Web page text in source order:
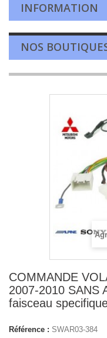
INFORMATION
NOS
COMMANDE
2007-2010 SANS
faisceau
Référence : SWAR03-384